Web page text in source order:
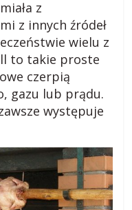
z
z innych źródeł
wielu z
to takie proste
czerpią
gazu lub prądu.
występuje